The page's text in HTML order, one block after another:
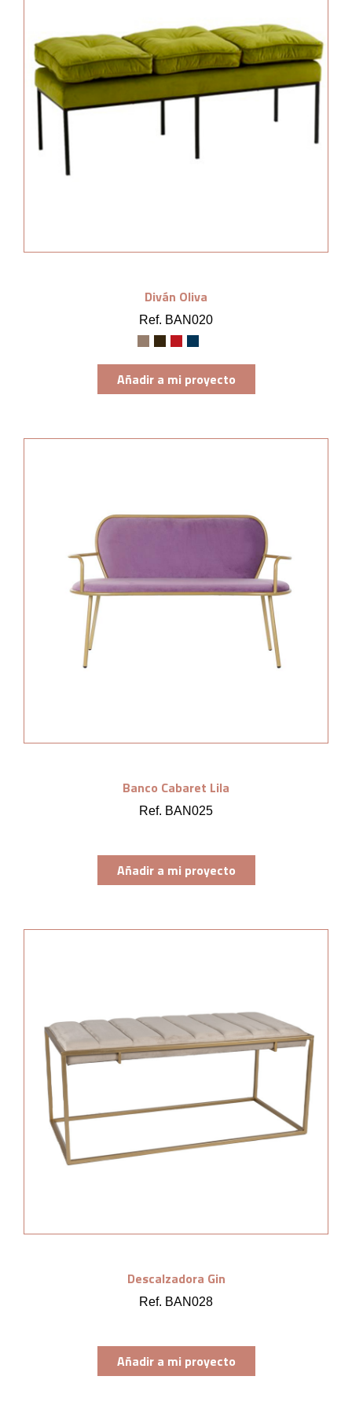
Diván Oliva
Ref. BAN020
Añadir a mi proyecto
Banco Cabaret Lila
Ref. BAN025
Añadir a mi proyecto
Descalzadora Gin
Ref. BAN028
Añadir a mi proyecto